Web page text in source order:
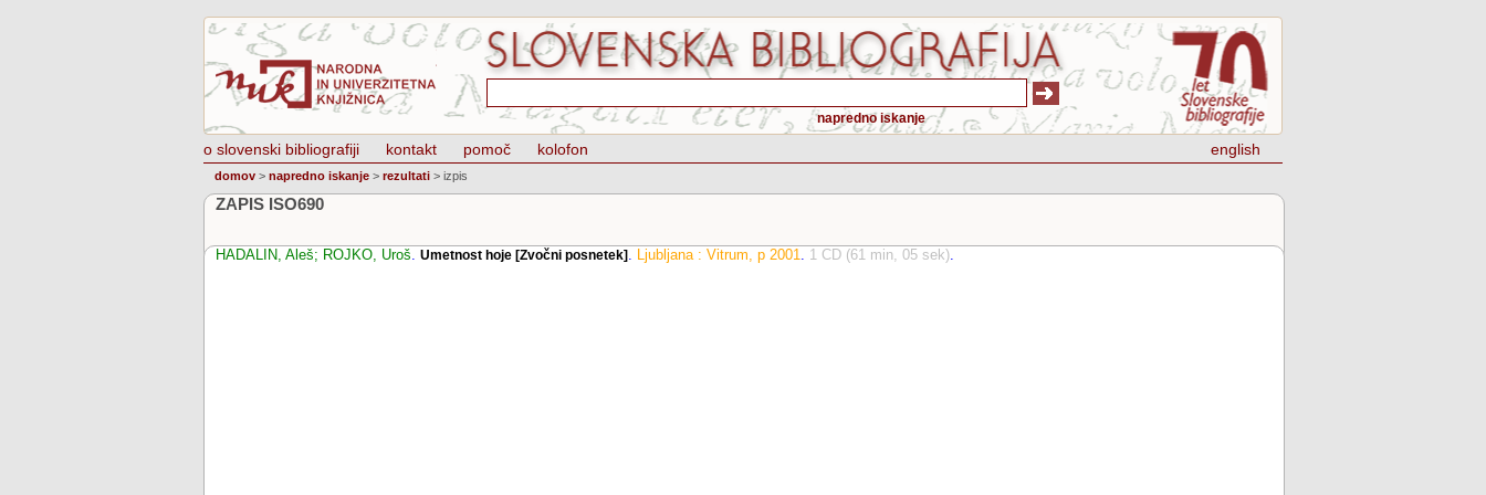
napredno iskanje
o slovenski bibliografiji kontakt pomoč kolofon english
domov > napredno iskanje > rezultati > izpis
ZAPIS ISO690
HADALIN, Aleš; ROJKO, Uroš. Umetnost hoje [Zvočni posnetek] . Ljubljana : Vitrum, p 2001. 1 CD (61 min, 05 sek).